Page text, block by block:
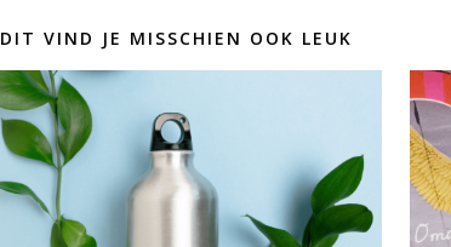
DIT VIND JE MISSCHIEN OOK LEUK